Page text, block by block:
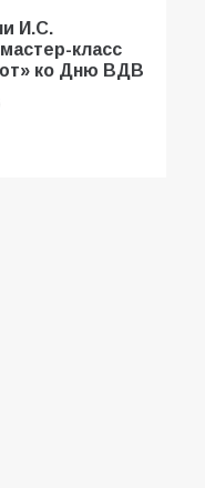
И.С.
класс
ко Дню ВДВ